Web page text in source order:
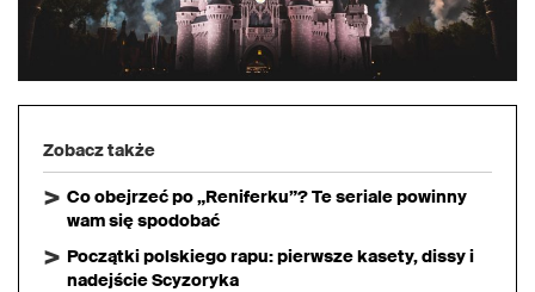
Zobacz także
Co obejrzeć po „Reniferku”? Te seriale powinny
wam się spodobać
Początki polskiego rapu: pierwsze kasety, dissy i
nadejście Scyzoryka